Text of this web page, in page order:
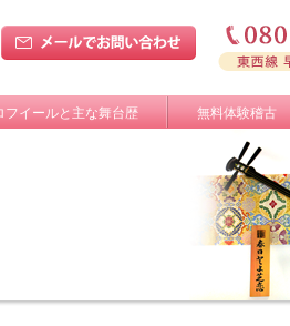
フイールと主な舞台歴 無料体験稽古